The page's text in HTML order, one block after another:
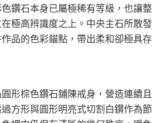
鑽石本身已屬極稀有等級，也讓整
極高辨識度之上。中央主石所散發
品的色彩錨點，帶出柔和卻極具存
形棕色鑽石鋪陳戒身，營造連續且
方形與圓形明亮式切割白鑽作為節